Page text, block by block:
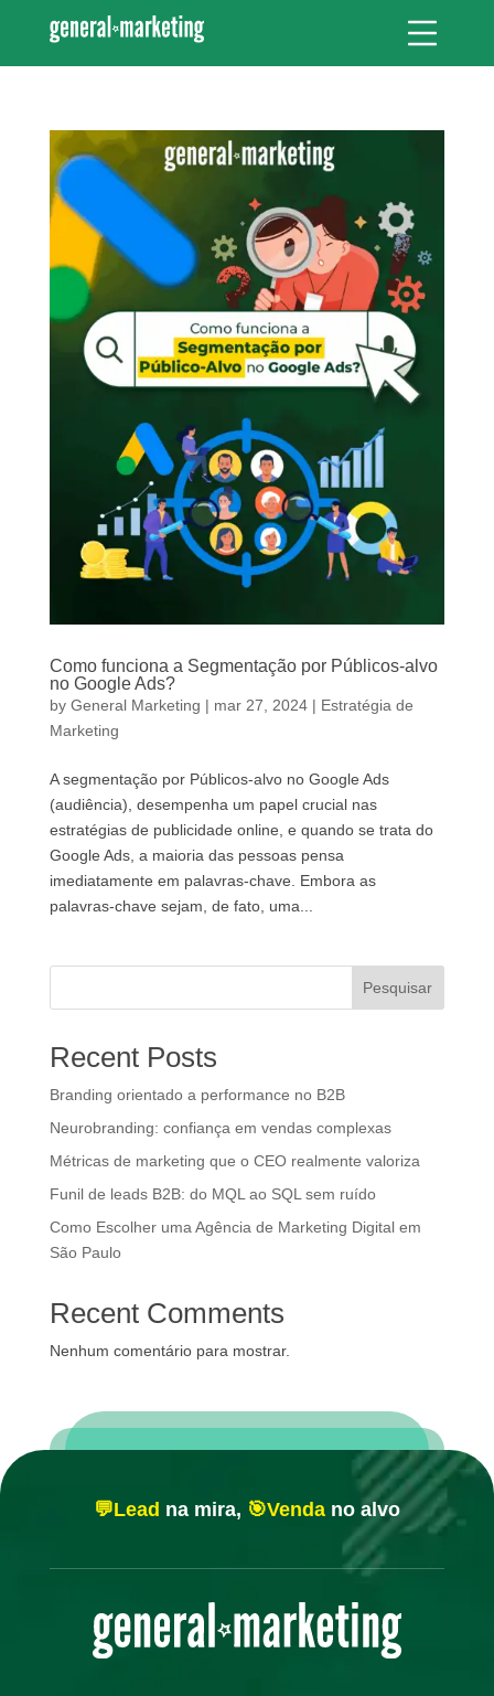
Como funciona a Segmentação por Públicos-alvo
no Google Ads?
by General Marketing | mar 27, 2024| Estratégia de
Marketing
A segmentação por Públicos-alvo no Google Ads
(audiência), desempenha um papel crucial nas
estratégias de publicidade online, e quando se trata do
Google Ads, a maioria das pessoas pensa
imediatamente em palavras-chave. Embora as
palavras-chave sejam, de fato, uma...
Pesquisar
Recent Posts
Branding orientado a performance no B2B
Neurobranding: confiança em vendas complexas
Métricas de marketing que o CEO realmente valoriza
Funil de leads B2B: do MQL ao SQL sem ruído
Como Escolher uma Agência de Marketing Digital em
São Paulo
Recent Comments
Nenhum comentário para mostrar.
💬Lead na mira, 🎯Vendano alvo